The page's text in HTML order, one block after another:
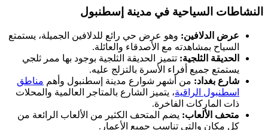
النشاطات السياحية في مدينة إسطنبول
عرض الدلافين: وهو عرض حي رائع للدلافين الجميلة، يستمتع
السياح بمشاهدته مع الأصدقاء والعائلة.
الحديقة الثلجية: تتميز الحديقة الثلجية بوجود بها ممر ثلجي
يستمتع جميع أفراء الأسرة بالتزلج عليه.
شارع بغداد: من أشهر شوارع مدينة إسطنبول وأهم مناطق
اسطنبول الراقية، يتميز الشارع بالمتاجر العالمية والمحلات
ذات الماركات الفاخرة.
متحف الألعاب: يضم المتحف الكثير من الألعاب الرائعة من
كل مكان والتي تناسب جميع الأعمار.